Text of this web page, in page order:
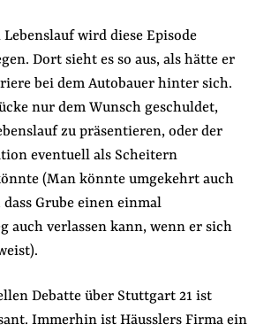
wird diese Episode
Dort sieht es so aus, als hätte er
bei dem Autobauer hinter sich.
nur dem Wunsch geschuldet,
zu präsentieren, oder der
eventuell als Scheitern
(Man könnte umgekehrt auch
dass Grube einen einmal
auch verlassen kann, wenn er sich
Debatte über Stuttgart 21 ist
Immerhin ist Häusslers Firma ein